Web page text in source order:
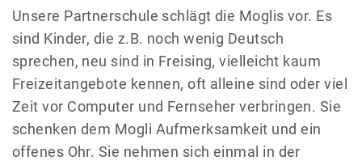
Unsere Partnerschule schlägt die Moglis vor. Es
sind Kinder, die z.B. noch wenig Deutsch
sprechen, neu sind in Freising, vielleicht kaum
Freizeitangebote kennen, oft alleine sind oder viel
Zeit vor Computer und Fernseher verbringen. Sie
schenken dem Mogli Aufmerksamkeit und ein
offenes Ohr. Sie nehmen sich einmal in der